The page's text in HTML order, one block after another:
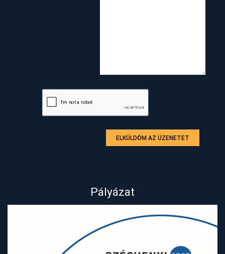
ELKÜLDÖM AZ ÜZENETET
Pályázat